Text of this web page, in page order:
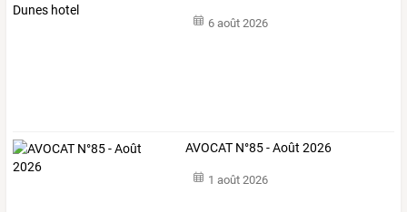
6 août 2026
AVOCAT N°85 - Août 2026
1 août 2026